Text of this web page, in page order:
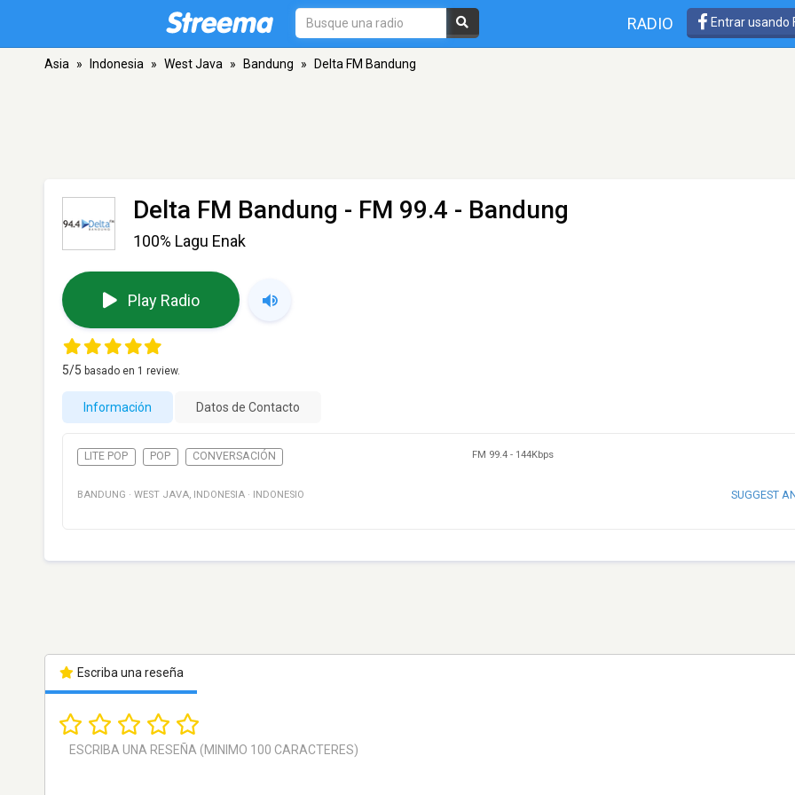
RADIO Entrar usando
Asia » Indonesia » West Java » Bandung » Delta FM Bandung
Delta FM Bandung - FM 99.4 - Bandung
100% Lagu Enak
Play Radio
5/5 basado en 1 review.
Información Datos de Contacto
LITE POP POP CONVERSACIÓN FM 99.4 - 144Kbps
BANDUNG · WEST JAVA, INDONESIA · INDONESIO SUGGEST
Escriba una reseña